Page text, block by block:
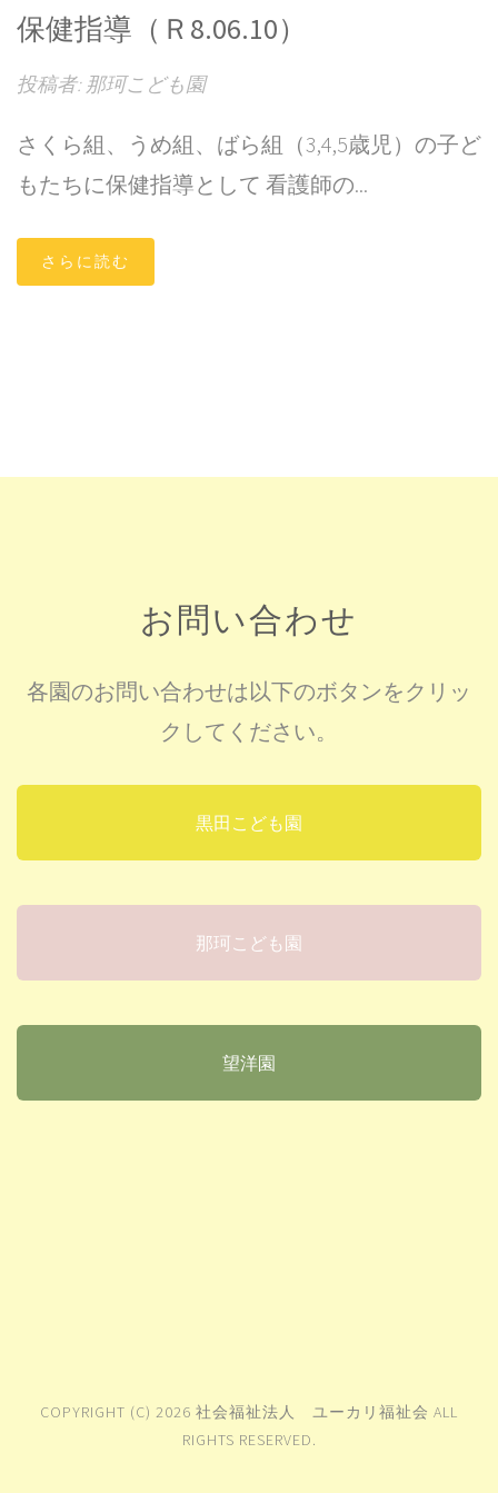
保健指導（Ｒ8.06.10）
投稿者: 那珂こども園
さくら組、うめ組、ばら組（3,4,5歳児）の子ど
もたちに保健指導として 看護師の...
さらに読む
お問い合わせ
各園のお問い合わせは以下のボタンをクリッ
クしてください。
黒田こども園
那珂こども園
望洋園
COPYRIGHT (C) 2026 社会福祉法人 ユーカリ福祉会 ALL
RIGHTS RESERVED.